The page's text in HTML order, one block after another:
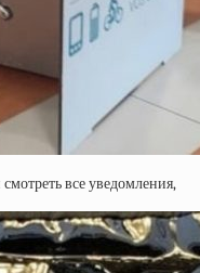
все уведомления,